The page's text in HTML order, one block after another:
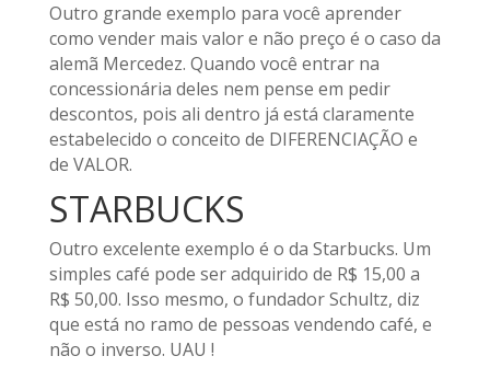
Outro grande exemplo para você aprender
como vender mais valor e não preço é o caso da
alemã Mercedez. Quando você entrar na
concessionária deles nem pense em pedir
descontos, pois ali dentro já está claramente
estabelecido o conceito de DIFERENCIAÇÃO e
de VALOR.
STARBUCKS
Outro excelente exemplo é o da Starbucks. Um
simples café pode ser adquirido de R$ 15,00 a
R$ 50,00. Isso mesmo, o fundador Schultz, diz
que está no ramo de pessoas vendendo café, e
não o inverso. UAU !